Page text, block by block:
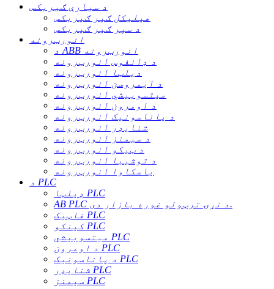
د سیارې ګیربکس
هیلیکل ګیر ګیربکس
د سپر ګیر ګیربکس
انورټرونه
د ABB انورټرونه
د ډانفوس انورټرونه
دیلټا انورټرونه
د ایمروسن انورټرونه
میتسوبیشي انورټرونه
د اومرون انورټرونه
د پاناسونیک انورټرونه
شنایډر انورټرونه
د سیمنز انورټرونه
د ټیکو انورټرونه
د توشیبا انورټرونه
یاسکاوا انورټرونه
د PLC
ډیلټا PLC
AB PLC د نړۍ ترټولو غوره بازار دی.
فاټیک PLC
کینکو PLC
میتسوبیشي PLC
د اومرون PLC
د پاناسونیک PLC
شنایډر PLC
سیمنز PLC